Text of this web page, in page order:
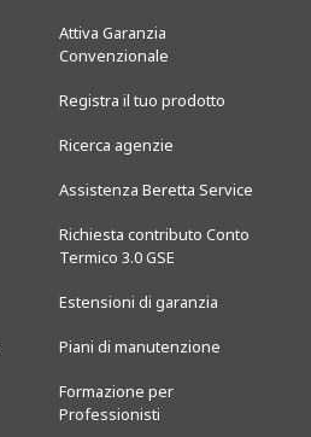
Attiva Garanzia
Convenzionale
Registra il tuo prodotto
Ricerca agenzie
Assistenza Beretta Service
Richiesta contributo Conto
Termico 3.0 GSE
Estensioni di garanzia
Piani di manutenzione
Formazione per
Professionisti